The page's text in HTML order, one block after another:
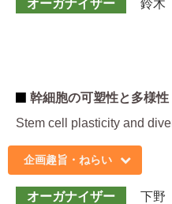
オーガナイザー 鈴
幹細胞の可塑性と多様性
Stem cell plasticity and
企画趣旨・ねらい
オーガナイザー 下